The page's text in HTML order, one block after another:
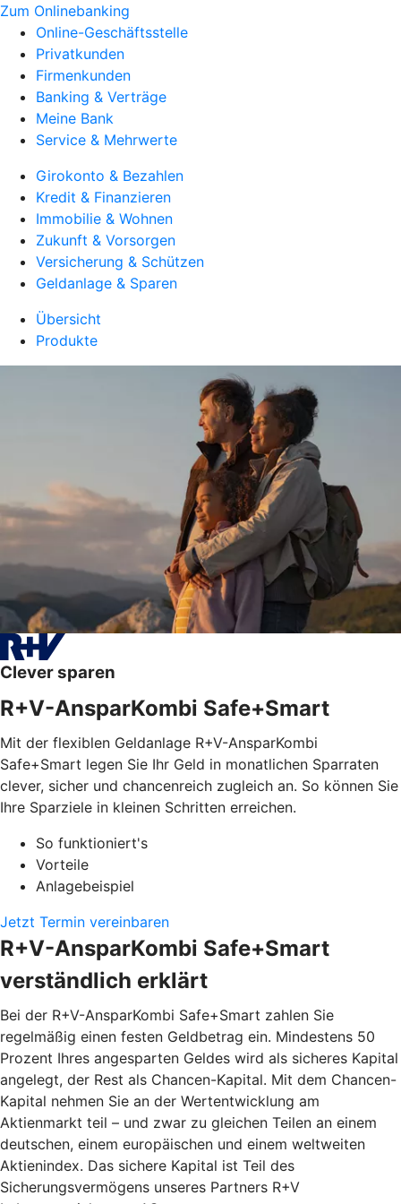
Zum Onlinebanking
Online-Geschäftsstelle
Privatkunden
Firmenkunden
Banking & Verträge
Meine Bank
Service & Mehrwerte
Girokonto & Bezahlen
Kredit & Finanzieren
Immobilie & Wohnen
Zukunft & Vorsorgen
Versicherung & Schützen
Geldanlage & Sparen
Übersicht
Produkte
Clever sparen
R+V-AnsparKombi Safe+Smart
Mit der flexiblen Geldanlage R+V-AnsparKombi
Safe+Smart legen Sie Ihr Geld in monatlichen Sparraten
clever, sicher und chancenreich zugleich an. So können Sie
Ihre Sparziele in kleinen Schritten erreichen.
So funktioniert's
Vorteile
Anlagebeispiel
Jetzt Termin vereinbaren
R+V-AnsparKombi Safe+Smart
verständlich erklärt
Bei der R+V-AnsparKombi Safe+Smart zahlen Sie
regelmäßig einen festen Geldbetrag ein. Mindestens 50
Prozent Ihres angesparten Geldes wird als sicheres Kapital
angelegt, der Rest als Chancen-Kapital. Mit dem Chancen-
Kapital nehmen Sie an der Wertentwicklung am
Aktienmarkt teil – und zwar zu gleichen Teilen an einem
deutschen, einem europäischen und einem weltweiten
Aktienindex. Das sichere Kapital ist Teil des
Sicherungsvermögens unseres Partners R+V